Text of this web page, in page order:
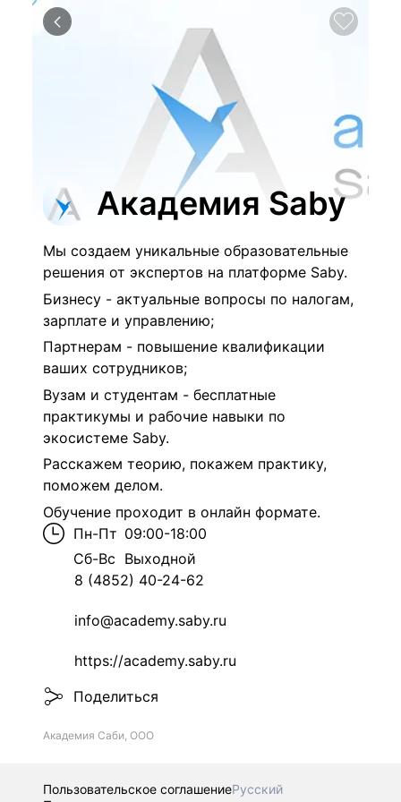
Академия Saby
Мы создаем уникальные образовательные
решения от экспертов на платформе Saby.
Бизнесу - актуальные вопросы по налогам,
зарплате и управлению;
Партнерам - повышение квалификации
ваших сотрудников;
Вузам и студентам - бесплатные
практикумы и рабочие навыки по
экосистеме Saby.
Расскажем теорию, покажем практику,
поможем делом.
Обучение проходит в онлайн формате.
Пн-Пт 09:00-18:00
Сб-Вс Выходной
8 (4852) 40-24-62
info@academy.saby.ru
https://academy.saby.ru
Поделиться
Академия Саби, ООО
Пользовательское соглашениеРусский